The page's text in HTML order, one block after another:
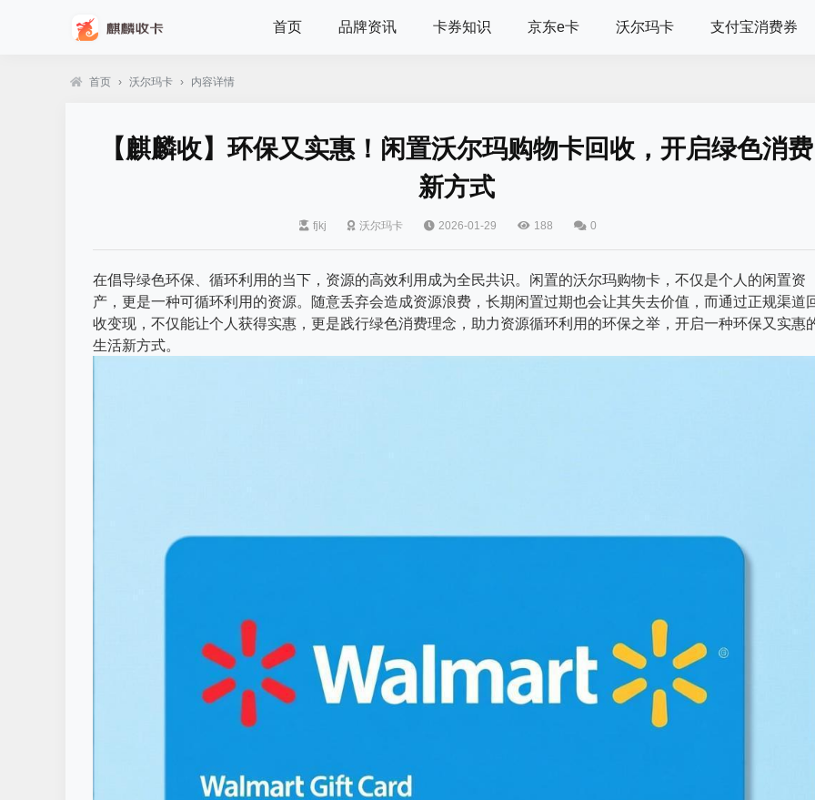
首页 品牌资讯 卡券知识 京东e卡 沃尔玛卡 支付宝消费券
首页 › 沃尔玛卡 › 内容详情
【麒麟收】环保又实惠！闲置沃尔玛购物卡回收，开启绿色消费
新方式
fjkj 沃尔玛卡 2026-01-29 188 0
在倡导绿色环保、循环利用的当下，资源的高效利用成为全民共识。闲置的沃尔玛购物卡，不仅是个人的闲置资
产，更是一种可循环利用的资源。随意丢弃会造成资源浪费，长期闲置过期也会让其失去价值，而通过正规渠道
收变现，不仅能让个人获得实惠，更是践行绿色消费理念，助力资源循环利用的环保之举，开启一种环保又实惠
生活新方式。